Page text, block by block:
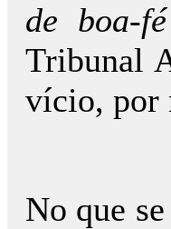
de boa-
Tribunal
vício, por
No que